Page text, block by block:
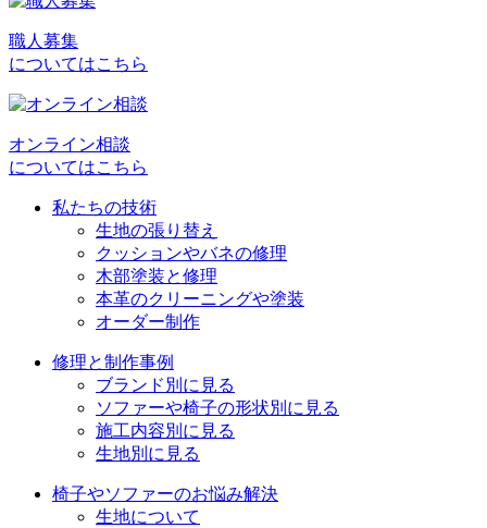
ナ
ビ
ー
職人募集
についてはこちら
オンライン相談
についてはこちら
私たちの技術
生地の張り替え
クッションやバネの修理
木部塗装と修理
本革のクリーニングや塗装
オーダー制作
修理と制作事例
ブランド別に見る
ソファーや椅子の形状別に見る
施工内容別に見る
生地別に見る
椅子やソファーのお悩み解決
生地について